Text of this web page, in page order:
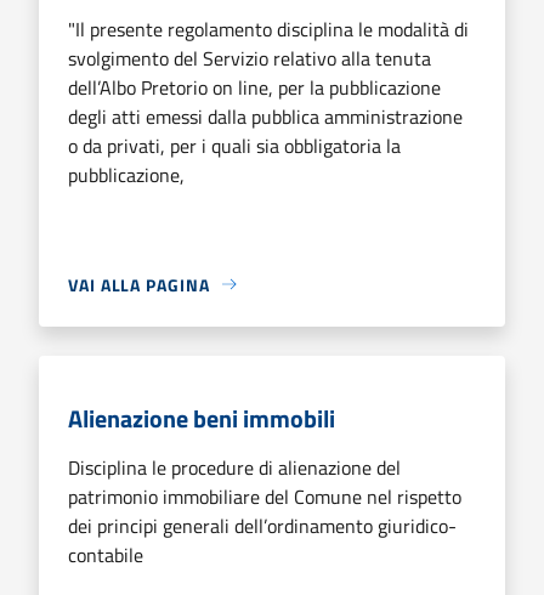
"Il presente regolamento disciplina le modalità di
svolgimento del Servizio relativo alla tenuta
dell’Albo Pretorio on line, per la pubblicazione
degli atti emessi dalla pubblica amministrazione
o da privati, per i quali sia obbligatoria la
pubblicazione,
VAI ALLA PAGINA
Alienazione beni immobili
Disciplina le procedure di alienazione del
patrimonio immobiliare del Comune nel rispetto
dei principi generali dell’ordinamento giuridico-
contabile